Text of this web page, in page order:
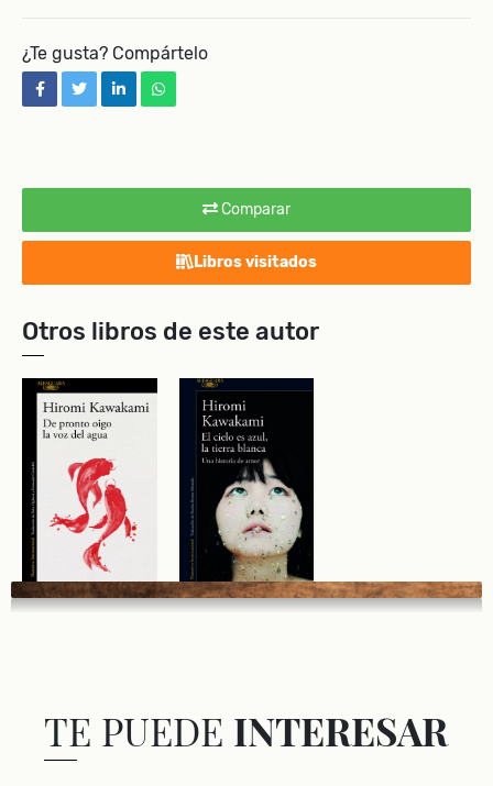
Comparar
Libros visitados
Otros libros de este autor
¿Te gusta? Compártelo
facebooktwitterlinkedinwhatsapp
TE PUEDE INTERESAR